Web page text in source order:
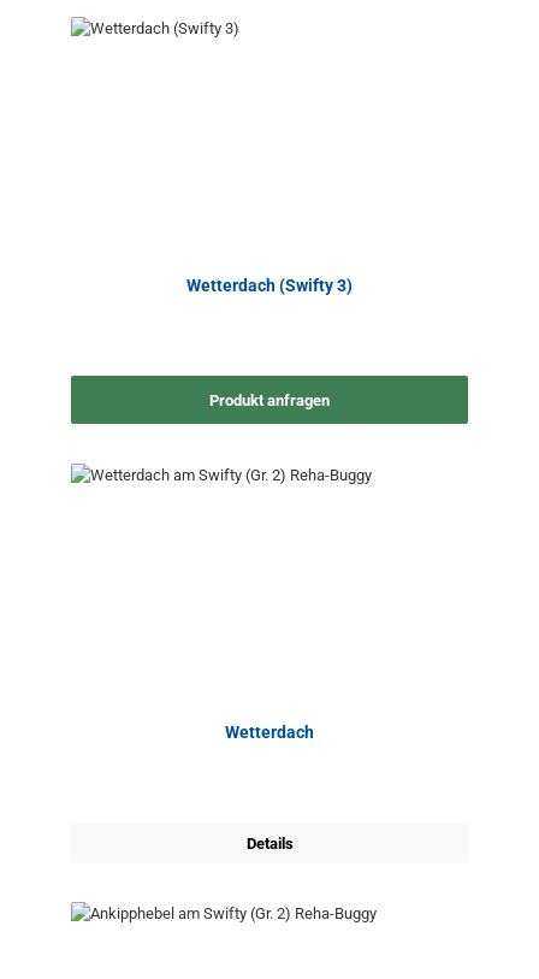
Wetterdach (Swifty 3)
Produkt anfragen
Wetterdach
Details